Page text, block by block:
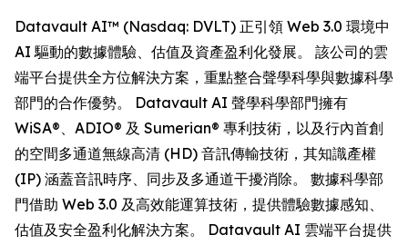
Datavault AI™ (Nasdaq: DVLT) 正引領 Web 3.0 環境中
AI 驅動的數據體驗、估值及資產盈利化發展。 該公司的雲
端平台提供全方位解決方案，重點整合聲學科學與數據科學
部門的合作優勢。 Datavault AI 聲學科學部門擁有
WiSA®、ADIO® 及 Sumerian® 專利技術，以及行內首創
的空間多通道無線高清 (HD) 音訊傳輸技術，其知識產權
(IP) 涵蓋音訊時序、同步及多通道干擾消除。 數據科學部
門借助 Web 3.0 及高效能運算技術，提供體驗數據感知、
估值及安全盈利化解決方案。 Datavault AI 雲端平台提供